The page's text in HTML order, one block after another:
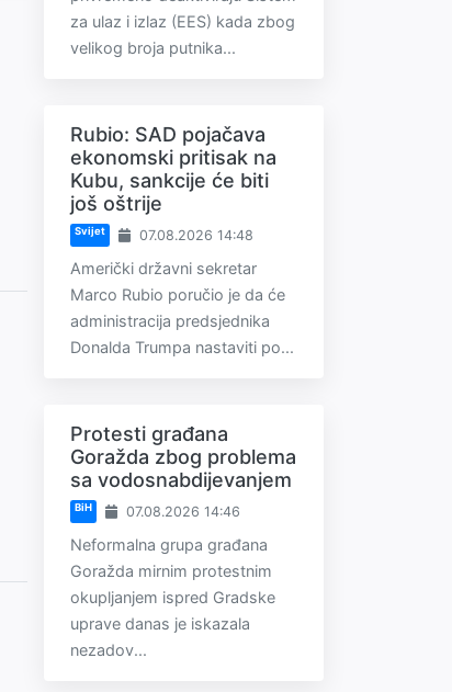
za ulaz i izlaz (EES) kada zbog
velikog broja putnika...
Rubio: SAD pojačava
ekonomski pritisak na
Kubu, sankcije će biti
još oštrije
Svijet 07.08.2026 14:48
Američki državni sekretar
Marco Rubio poručio je da će
administracija predsjednika
Donalda Trumpa nastaviti po...
Protesti građana
Goražda zbog problema
sa vodosnabdijevanjem
BiH 07.08.2026 14:46
Neformalna grupa građana
Goražda mirnim protestnim
okupljanjem ispred Gradske
uprave danas je iskazala
nezadov...